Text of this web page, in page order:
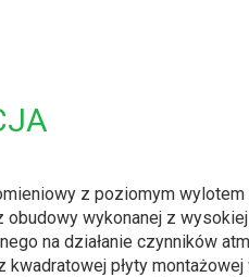
z poziomym
obudowy wykonanej z
na działanie czynników
kwadratowej płyty